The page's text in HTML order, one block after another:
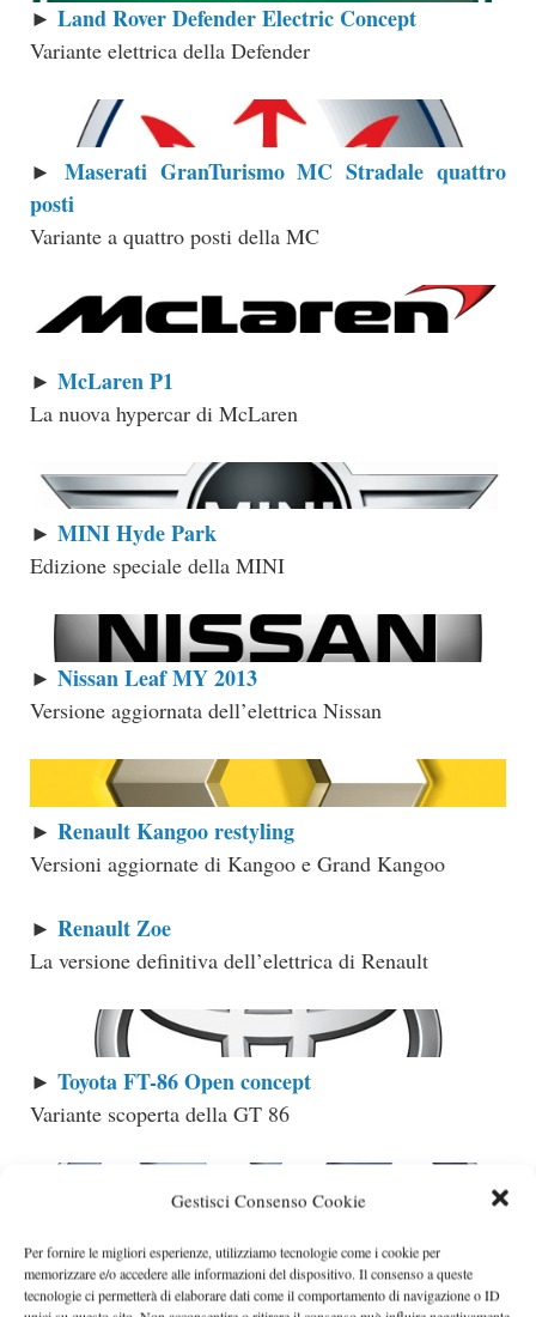
Gestisci Consenso Cookie
Per fornire le migliori esperienze, utilizziamo tecnologie come i cookie per
memorizzare e/o accedere alle informazioni del dispositivo. Il consenso a queste
tecnologie ci permetterà di elaborare dati come il comportamento di navigazione o ID
► Land Rover Defender Electric Concept
Variante elettrica della Defender
► Maserati GranTurismo MC Stradale quattro
posti
Variante a quattro posti della MC
► McLaren P1
La nuova hypercar di McLaren
► MINI Hyde Park
Edizione speciale della MINI
► Nissan Leaf MY 2013
Versione aggiornata dell’elettrica Nissan
► Renault Kangoo restyling
Versioni aggiornate di Kangoo e Grand Kangoo
► Renault Zoe
La versione definitiva dell’elettrica di Renault
► Toyota FT-86 Open concept
Variante scoperta della GT 86
Settima generazione della Golf GTI